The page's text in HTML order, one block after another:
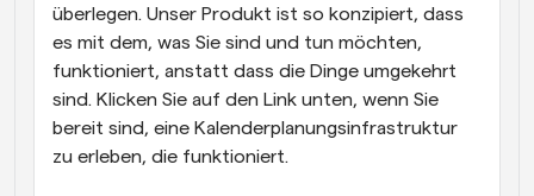
überlegen. Unser Produkt ist so konzipiert, dass
es mit dem, was Sie sind und tun möchten,
funktioniert, anstatt dass die Dinge umgekehrt
sind. Klicken Sie auf den Link unten, wenn Sie
bereit sind, eine Kalenderplanungsinfrastruktur
zu erleben, die funktioniert.